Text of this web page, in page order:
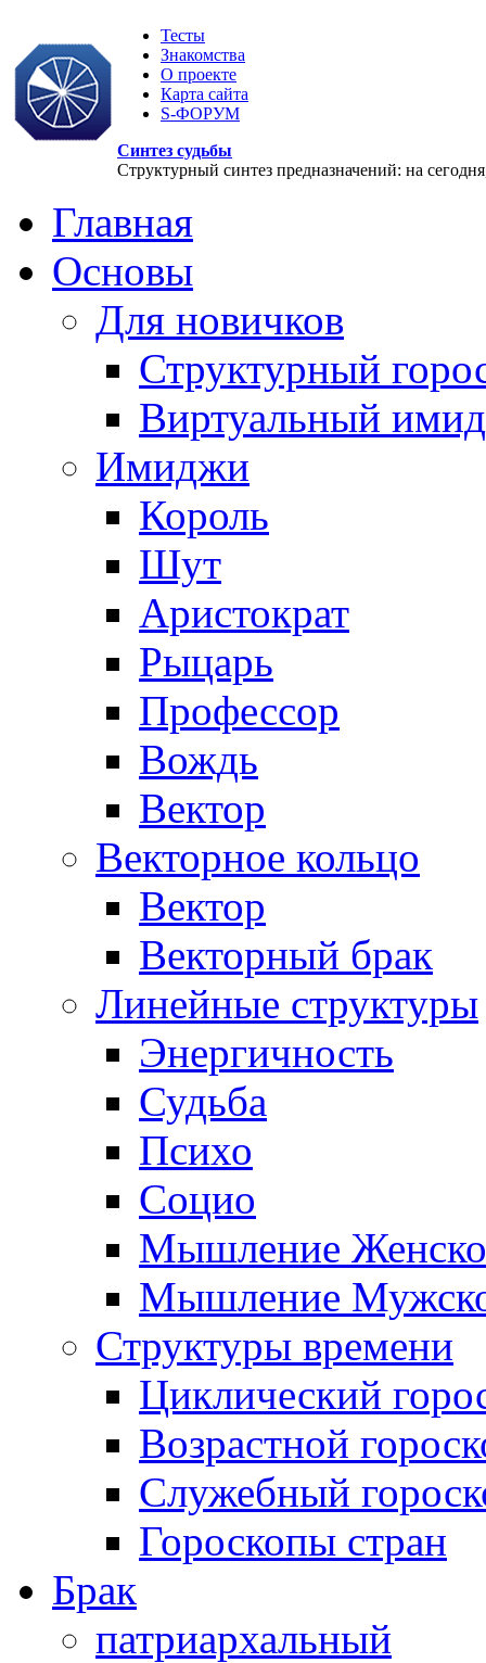
Тесты
Знакомства
О проекте
Карта сайта
S-ФОРУМ
Синтез судьбы
Структурный синтез предназначений: на
Главная
Основы
Для новичков
Структурный
Виртуальный
Имиджи
Король
Шут
Аристократ
Рыцарь
Профессор
Вождь
Вектор
Векторное кольцо
Вектор
Векторный брак
Линейные структуры
Энергичность
Судьба
Психо
Социо
Мышление
Мышление
Структуры времени
Циклический
Возрастной
Служебный
Гороскопы стран
Брак
патриархальный